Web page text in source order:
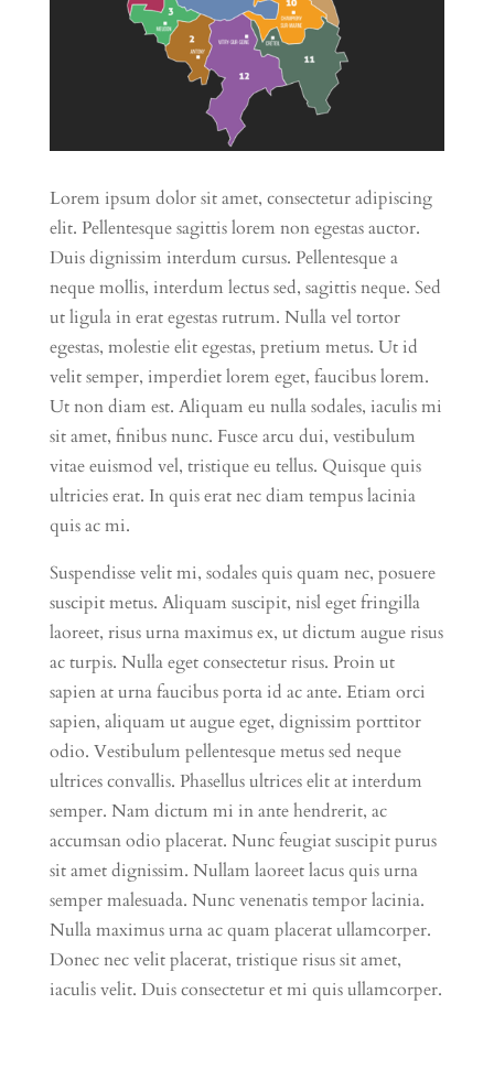
Lorem ipsum dolor sit amet, consectetur adipiscing
elit. Pellentesque sagittis lorem non egestas auctor.
Duis dignissim interdum cursus. Pellentesque a
neque mollis, interdum lectus sed, sagittis neque. Sed
ut ligula in erat egestas rutrum. Nulla vel tortor
egestas, molestie elit egestas, pretium metus. Ut id
velit semper, imperdiet lorem eget, faucibus lorem.
Ut non diam est. Aliquam eu nulla sodales, iaculis mi
sit amet, finibus nunc. Fusce arcu dui, vestibulum
vitae euismod vel, tristique eu tellus. Quisque quis
ultricies erat. In quis erat nec diam tempus lacinia
quis ac mi.
Suspendisse velit mi, sodales quis quam nec, posuere
suscipit metus. Aliquam suscipit, nisl eget fringilla
laoreet, risus urna maximus ex, ut dictum augue risus
ac turpis. Nulla eget consectetur risus. Proin ut
sapien at urna faucibus porta id ac ante. Etiam orci
sapien, aliquam ut augue eget, dignissim porttitor
odio. Vestibulum pellentesque metus sed neque
ultrices convallis. Phasellus ultrices elit at interdum
semper. Nam dictum mi in ante hendrerit, ac
accumsan odio placerat. Nunc feugiat suscipit purus
sit amet dignissim. Nullam laoreet lacus quis urna
semper malesuada. Nunc venenatis tempor lacinia.
Nulla maximus urna ac quam placerat ullamcorper.
Donec nec velit placerat, tristique risus sit amet,
iaculis velit. Duis consectetur et mi quis ullamcorper.